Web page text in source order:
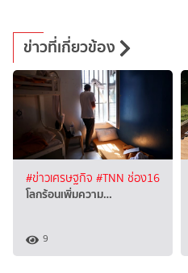
ข่าวที่เกี่ยวข้อง
#ข่าวเศรษฐกิจ #TNN ช่อง16
โลกร้อนเพิ่มความ…
9